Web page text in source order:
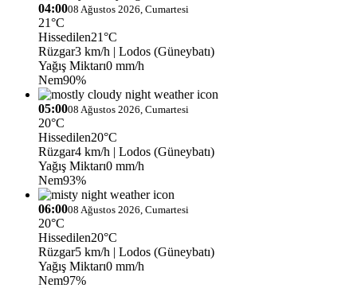
04:0008 Ağustos 2026, Cumartesi
21°C
Hissedilen21°C
Rüzgar3 km/h | Lodos (Güneybatı)
Yağış Miktarı0 mm/h
Nem90%
05:0008 Ağustos 2026, Cumartesi
20°C
Hissedilen20°C
Rüzgar4 km/h | Lodos (Güneybatı)
Yağış Miktarı0 mm/h
Nem93%
06:0008 Ağustos 2026, Cumartesi
20°C
Hissedilen20°C
Rüzgar5 km/h | Lodos (Güneybatı)
Yağış Miktarı0 mm/h
Nem97%